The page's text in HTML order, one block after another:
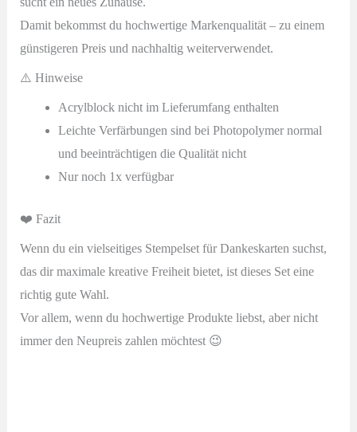
Damit bekommst du hochwertige Markenqualität – zu einem
günstigeren Preis und nachhaltig weiterverwendet.
⚠️ Hinweise
Acrylblock nicht im Lieferumfang enthalten
Leichte Verfärbungen sind bei Photopolymer normal
und beeinträchtigen die Qualität nicht
Nur noch 1x verfügbar
❤️ Fazit
Wenn du ein vielseitiges Stempelset für Dankeskarten suchst,
das dir maximale kreative Freiheit bietet, ist dieses Set eine
richtig gute Wahl.
Vor allem, wenn du hochwertige Produkte liebst, aber nicht
immer den Neupreis zahlen möchtest 😉